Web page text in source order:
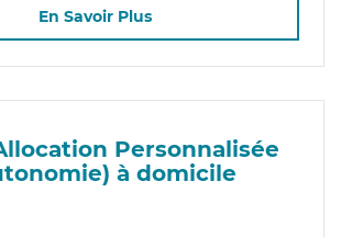
En Savoir Plus
Personnalisée
à domicile